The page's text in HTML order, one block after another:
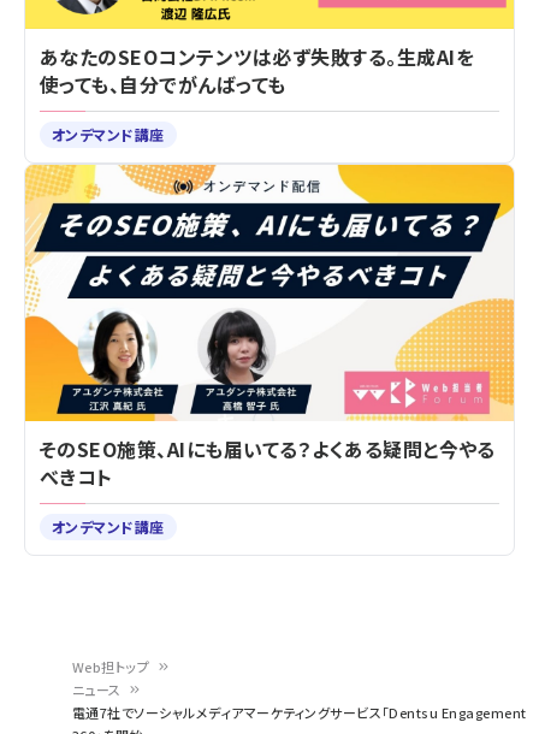
Web担トップ
ニュース
電通7社でソーシャルメディアマーケティングサービス「Dentsu Engagement
あなたのSEOコンテンツは必ず失敗する。生成AIを
使っても、自分でがんばっても
オンデマンド講座
そのSEO施策、AIにも届いてる？よくある疑問と今やる
べきコト
オンデマンド講座